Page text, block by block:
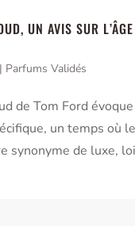
UN AVIS SUR
Parfums Validés
de Tom Ford
un temps où
synonyme de luxe,